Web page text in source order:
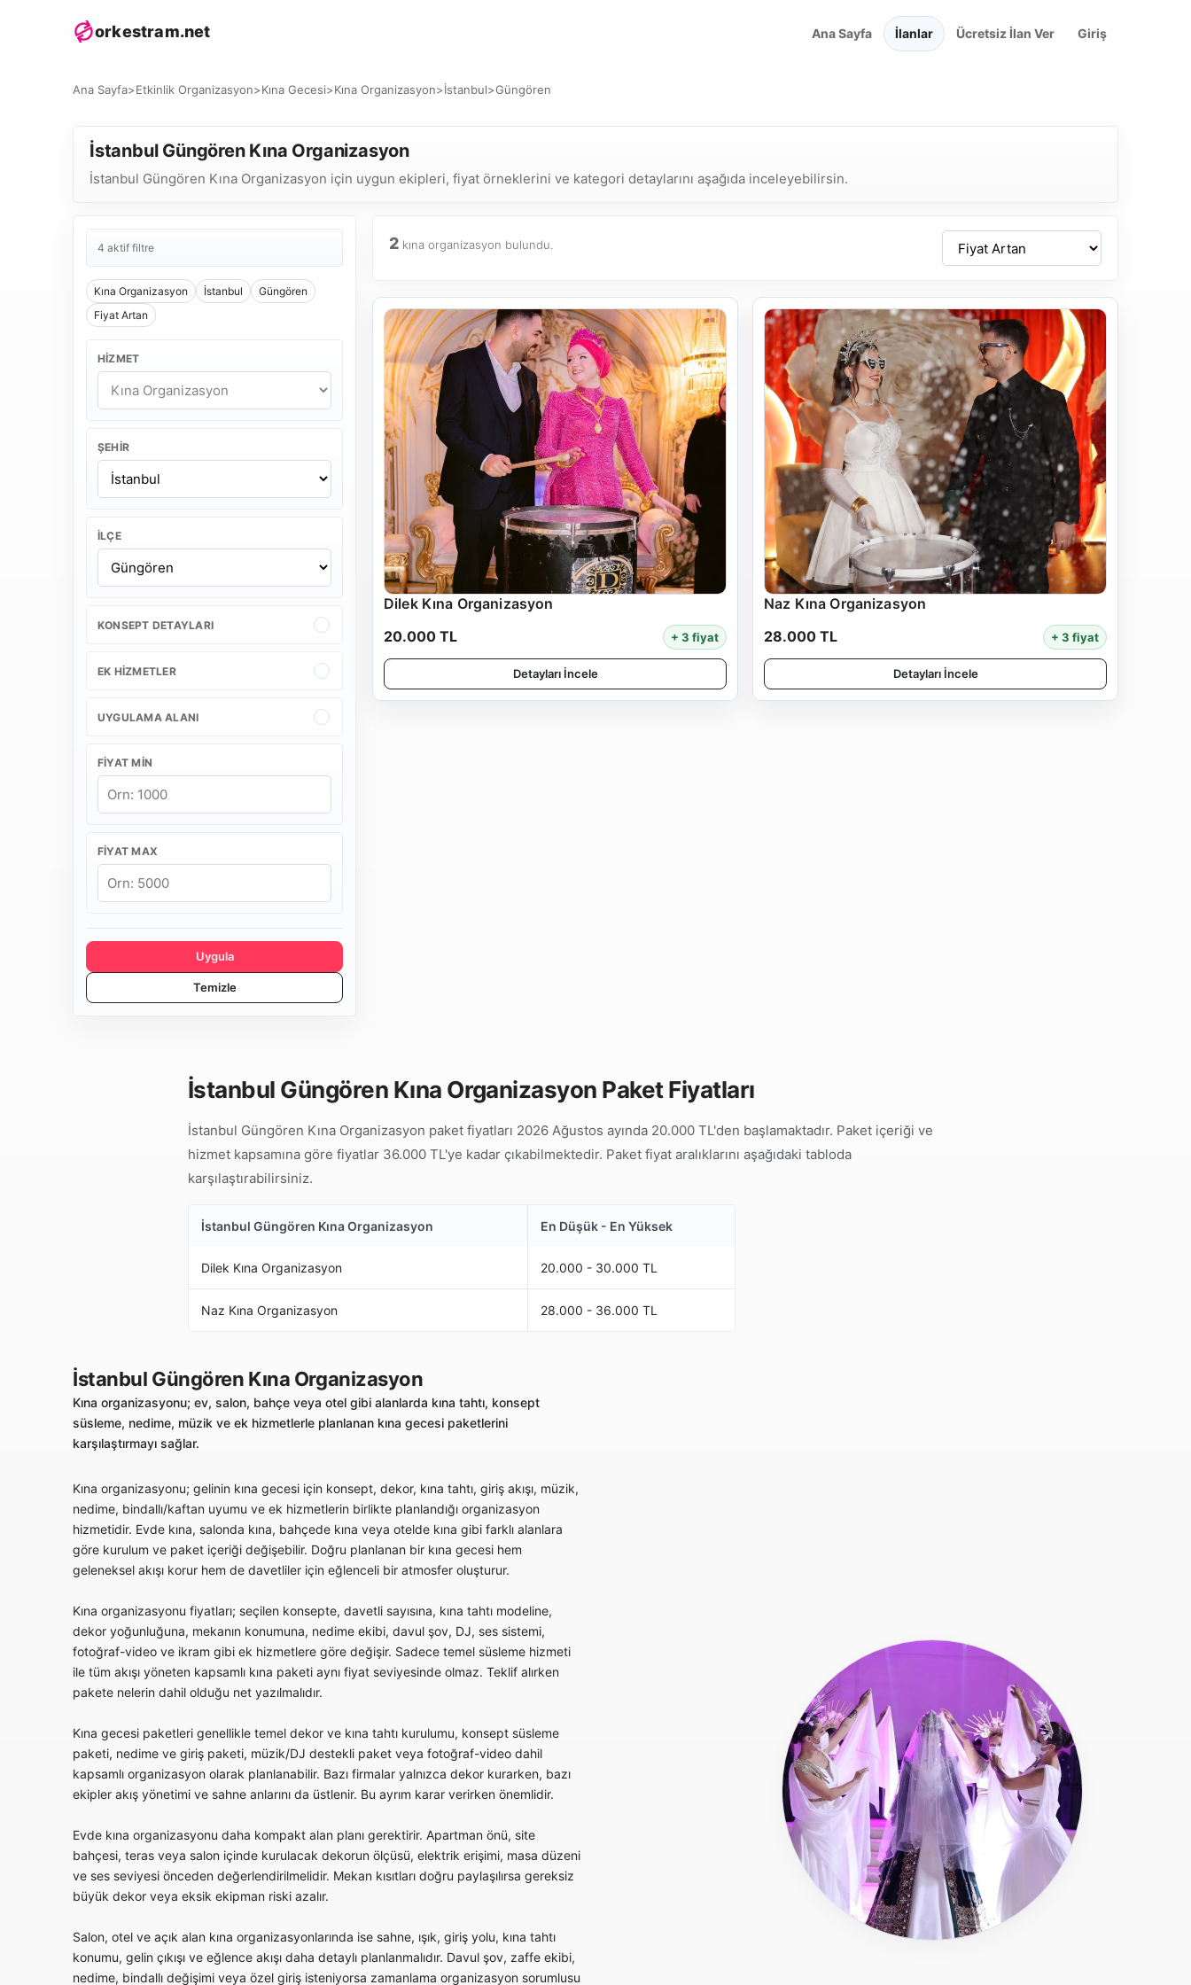
orkestram.net Ana Sayfa İlanlar Ücretsiz İlan Ver Giriş
Ana Sayfa>Etkinlik Organizasyon>Kına Gecesi>Kına Organizasyon>İstanbul>Güngören
İstanbul Güngören Kına Organizasyon
İstanbul Güngören Kına Organizasyon için uygun ekipleri, fiyat örneklerini ve kategori detaylarını aşağıda inceleyebilirsin.
4 aktif filtre
Kına Organizasyon İstanbul
Güngören
Fiyat Artan
HIZMET
ŞEHIR
İLÇE
KONSEPT DETAYLARI
EK HIZMETLER
UYGULAMA ALANI
FIYAT MIN
FIYAT MAX
Uygula
Temizle
2 kına organizasyon bulundu. Sirala
Dilek Kına Organizasyon
20.000 TL
+ 3 fiyat
Detayları İncele
Naz Kına Organizasyon
28.000 TL
+ 3 fiyat
Detayları İncele
İstanbul Güngören Kına Organizasyon Paket Fiyatları
İstanbul Güngören Kına Organizasyon paket fiyatları 2026 Ağustos ayında 20.000 TL'den başlamaktadır. Paket içeriği ve
hizmet kapsamına göre fiyatlar 36.000 TL'ye kadar çıkabilmektedir. Paket fiyat aralıklarını aşağıdaki tabloda
karşılaştırabilirsiniz.
İstanbul Güngören Kına Organizasyon En Düşük - En Yüksek
Dilek Kına Organizasyon 20.000 - 30.000 TL
Naz Kına Organizasyon 28.000 - 36.000 TL
İstanbul Güngören Kına Organizasyon
Kına organizasyonu; ev, salon, bahçe veya otel gibi alanlarda kına tahtı, konsept
süsleme, nedime, müzik ve ek hizmetlerle planlanan kına gecesi paketlerini
karşılaştırmayı sağlar.
Kına organizasyonu; gelinin kına gecesi için konsept, dekor, kına tahtı, giriş akışı, müzik,
nedime, bindallı/kaftan uyumu ve ek hizmetlerin birlikte planlandığı organizasyon
hizmetidir. Evde kına, salonda kına, bahçede kına veya otelde kına gibi farklı alanlara
göre kurulum ve paket içeriği değişebilir. Doğru planlanan bir kına gecesi hem
geleneksel akışı korur hem de davetliler için eğlenceli bir atmosfer oluşturur.
Kına organizasyonu fiyatları; seçilen konsepte, davetli sayısına, kına tahtı modeline,
dekor yoğunluğuna, mekanın konumuna, nedime ekibi, davul şov, DJ, ses sistemi,
fotoğraf-video ve ikram gibi ek hizmetlere göre değişir. Sadece temel süsleme hizmeti
ile tüm akışı yöneten kapsamlı kına paketi aynı fiyat seviyesinde olmaz. Teklif alırken
pakete nelerin dahil olduğu net yazılmalıdır.
Kına gecesi paketleri genellikle temel dekor ve kına tahtı kurulumu, konsept süsleme
paketi, nedime ve giriş paketi, müzik/DJ destekli paket veya fotoğraf-video dahil
kapsamlı organizasyon olarak planlanabilir. Bazı firmalar yalnızca dekor kurarken, bazı
ekipler akış yönetimi ve sahne anlarını da üstlenir. Bu ayrım karar verirken önemlidir.
Evde kına organizasyonu daha kompakt alan planı gerektirir. Apartman önü, site
bahçesi, teras veya salon içinde kurulacak dekorun ölçüsü, elektrik erişimi, masa düzeni
ve ses seviyesi önceden değerlendirilmelidir. Mekan kısıtları doğru paylaşılırsa gereksiz
büyük dekor veya eksik ekipman riski azalır.
Salon, otel ve açık alan kına organizasyonlarında ise sahne, ışık, giriş yolu, kına tahtı
konumu, gelin çıkışı ve eğlence akışı daha detaylı planlanmalıdır. Davul şov, zaffe ekibi,
nedime, bindallı değişimi veya özel giriş isteniyorsa zamanlama organizasyon sorumlusu